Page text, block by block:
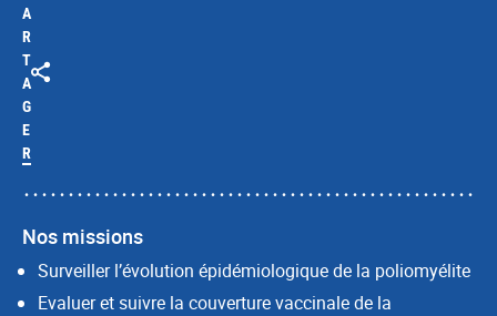
A
R
T
A
G
E
R
Nos missions
Surveiller l’évolution épidémiologique de la poliomyélite
Evaluer et suivre la couverture vaccinale de la